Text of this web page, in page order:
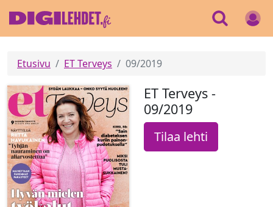
Etusivu ET Terveys 09/2019
ET Terveys -
09/2019
Tilaa lehti